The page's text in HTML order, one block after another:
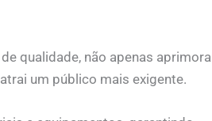
de qualidade, não apenas aprimora
um público mais exigente.